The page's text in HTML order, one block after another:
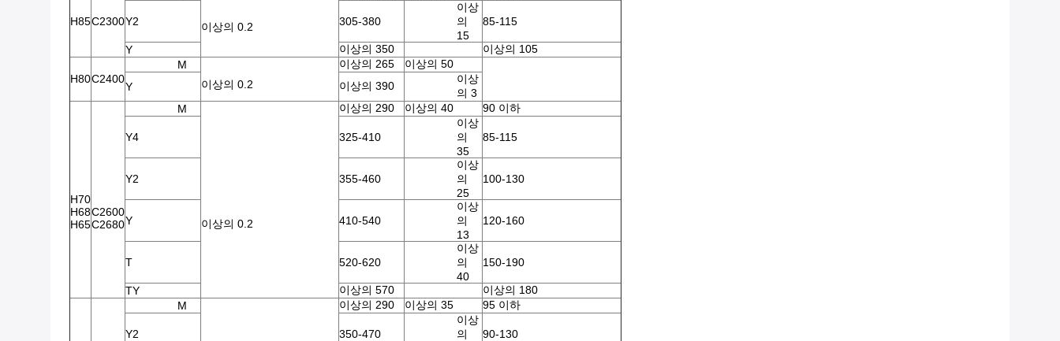
H85C2300 이상의 0.2
Y2 305-380
이상
의
15
85-115
Y 이상의 350 이상의 105
H80C2400
M
이상의 0.2
이상의 265
이상의 50
Y
이상의 390
이상
의 3
H70
H68
H65
C2600
C2680
M
이상의 0.2
이상의 290 이상의 40 90 이하
Y4 325-410
이상
의
35
85-115
Y2 355-460
이상
의
25
100-130
Y 410-540
이상
의
13
120-160
T 520-620
이상
의
40
150-190
TY 이상의 570 이상의 180
M 이상의 290 이상의 35 95 이하
Y2 350-470
이상
의
90-130